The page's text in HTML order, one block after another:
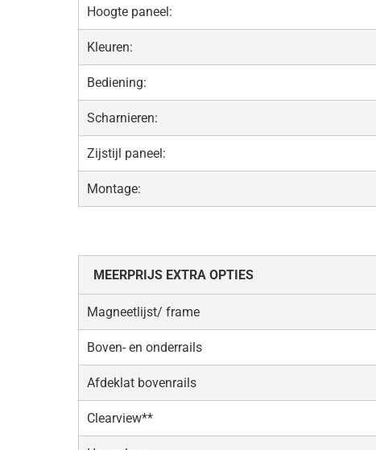
Hoogte paneel:
Kleuren:
Bediening:
Scharnieren:
Zijstijl paneel:
Montage:
MEERPRIJS EXTRA OPTIES
Magneetlijst/ frame
Boven- en onderrails
Afdeklat bovenrails
Clearview**